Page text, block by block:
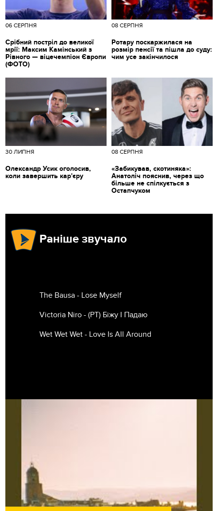
06 СЕРПНЯ
Срібний постріл до великої
мрії: Максим Камінський з
Рівного — віцечемпіон Європи
(ФОТО)
08 СЕРПНЯ
Ротару поскаржилася на
розмір пенсії та пішла до суду:
чим усе закінчилося
30 ЛИПНЯ
Олександр Усик оголосив,
коли завершить кар'єру
08 СЕРПНЯ
«Забикував, скотиняка»:
Анатоліч пояснив, через що
більше не спілкується з
Остапчуком
Раніше звучало
The Bausa - Lose Myself
Victoria Niro - (РТ) Біжу І Падаю
Wet Wet Wet - Love Is All Around